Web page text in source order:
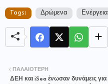
Tags: Δρώμενα Ενέργεια
ΠΑΛΑΙΌΤΕΡΗ
ΔΕΗ και iSea ένωσαν δυνάμεις για